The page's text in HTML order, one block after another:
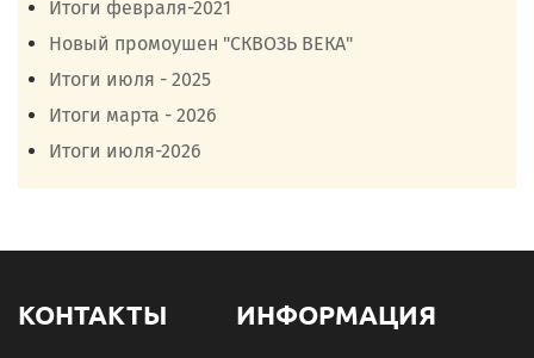
Итоги февраля-2021
Новый промоушен "СКВОЗЬ ВЕКА"
Итоги июля - 2025
Итоги марта - 2026
Итоги июля-2026
КОНТАКТЫ ИНФОРМАЦИЯ